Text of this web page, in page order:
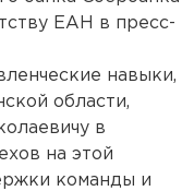
ЕАН в пресс-
навыки,
области,
в
на этой
команды и